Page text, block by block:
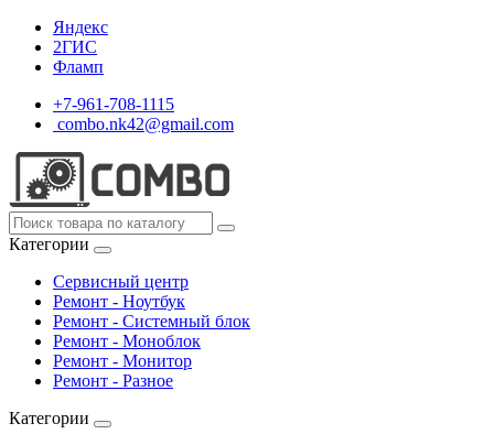
Яндекс
2ГИС
Фламп
+7-961-708-1115
combo.nk42@gmail.com
Категории
Сервисный центр
Ремонт - Ноутбук
Ремонт - Системный блок
Ремонт - Моноблок
Ремонт - Монитор
Ремонт - Разное
Категории